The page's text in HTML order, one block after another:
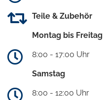
Teile & Zubehör
Montag bis Freitag
8:00 - 17:00 Uhr
Samstag
8:00 - 12:00 Uhr